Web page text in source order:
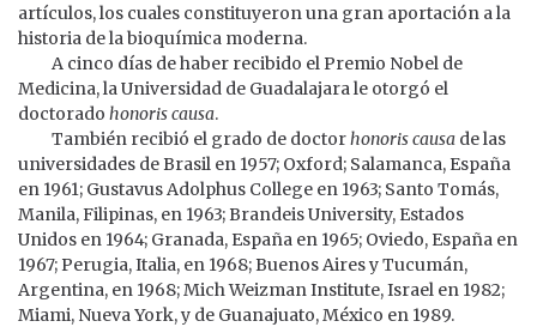
artículos, los cuales constituyeron una gran aportación a la
historia de la bioquímica moderna.
A cinco días de haber recibido el Premio Nobel de
Medicina, la Universidad de Guadalajara le otorgó el
doctorado honoris causa.
También recibió el grado de doctorhonoris causa de las
universidades de Brasil en 1957; Oxford; Salamanca, España
en 1961; Gustavus Adolphus College en 1963; Santo Tomás,
Manila, Filipinas, en 1963; Brandeis University, Estados
Unidos en 1964; Granada, España en 1965; Oviedo, España en
1967; Perugia, Italia, en 1968; Buenos Aires y Tucumán,
Argentina, en 1968; Mich Weizman Institute, Israel en 1982;
Miami, Nueva York, y de Guanajuato, México en 1989.